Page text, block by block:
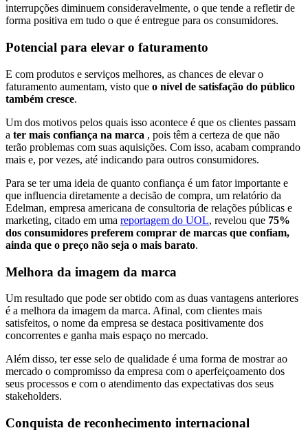
interrupções diminuem consideravelmente, o que tende a refletir de
forma positiva em tudo o que é entregue para os consumidores.
Potencial para elevar o faturamento
E com produtos e serviços melhores, as chances de elevar o
faturamento aumentam, visto que o nível de satisfação do público
também cresce.
Um dos motivos pelos quais isso acontece é que os clientes passam
a ter mais confiança na marca , pois têm a certeza de que não
terão problemas com suas aquisições. Com isso, acabam comprando
mais e, por vezes, até indicando para outros consumidores.
Para se ter uma ideia de quanto confiança é um fator importante e
que influencia diretamente a decisão de compra, um relatório da
Edelman, empresa americana de consultoria de relações públicas e
marketing, citado em uma reportagem do UOL, revelou que 75%
dos consumidores preferem comprar de marcas que confiam,
ainda que o preço não seja o mais barato.
Melhora da imagem da marca
Um resultado que pode ser obtido com as duas vantagens anteriores
é a melhora da imagem da marca. Afinal, com clientes mais
satisfeitos, o nome da empresa se destaca positivamente dos
concorrentes e ganha mais espaço no mercado.
Além disso, ter esse selo de qualidade é uma forma de mostrar ao
mercado o compromisso da empresa com o aperfeiçoamento dos
seus processos e com o atendimento das expectativas dos seus
stakeholders.
Conquista de reconhecimento internacional